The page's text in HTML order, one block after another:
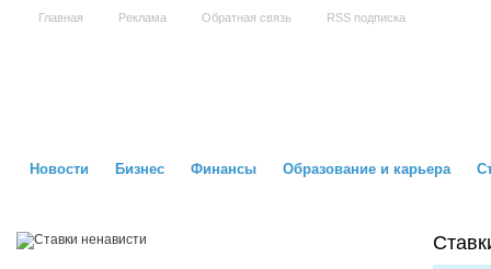
Главная Реклама Обратная связь RSS подписка
Новости Бизнес Финансы Образование и карьера